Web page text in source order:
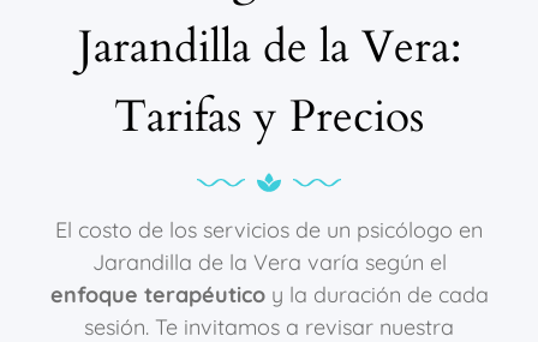
Jarandilla de la Vera:
Tarifas y Precios
El costo de los servicios de un psicólogo en
Jarandilla de la Vera varía según el
enfoque terapéuticoy la duración de cada
sesión. Te invitamos a revisar nuestra